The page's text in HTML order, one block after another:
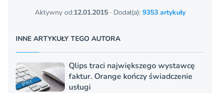
Aktywny od:12.01.2015· Dodał(a): 9353 artykuły
INNE ARTYKUŁY TEGO AUTORA
Qlips traci największego wystawcę
faktur. Orange kończy świadczenie
usługi